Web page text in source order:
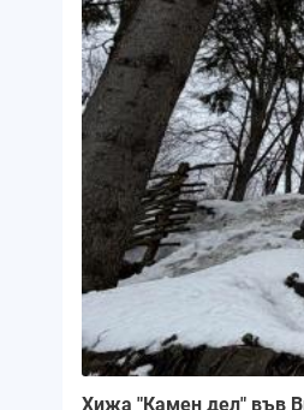
Хижа "Камен дел" във